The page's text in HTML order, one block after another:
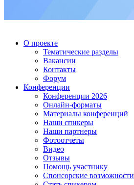
О проекте
Тематические разделы
Вакансии
Контакты
Форум
Конференции
Конференции 2026
Онлайн-форматы
Материалы конференций
Наши спикеры
Наши партнеры
Фотоотчеты
Видео
Отзывы
Помощь участнику
Спонсорские возможности